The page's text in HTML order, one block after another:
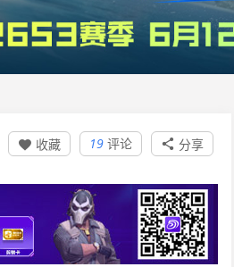
 分享
19 评论
 收藏